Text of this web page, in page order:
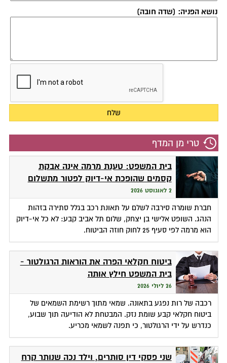
נושא הפניה: (שדה חובה)
טרי מן המדף
בית המשפט: טענת מרמה אינה אבקת
קסמים שהופכת אי-דיוק לפטור מתשלום
2 לאוגוסט 2026
חברת שומרה סירבה לשלם על תאונת רכב בגלל סתירה בזהות
הנהג. השופט אלישי בן יצחק, שלום תל אביב קבע: לא כל אי-דיוק
הוא מרמה לפי סעיף 25 לחוק חוזה הביטוח.
ביטוח חקלאי הפרה את הוראות הרגולטור -
בית המשפט חילץ אותה
26 ליולי 2026
רכבה של רות נפגע בתאונה. שמאי מתוך רשימת השמאים של
ביטוח חקלאי קבע שומת נזק. המבטחת לא הודיעה תוך שבוע,
כנדרש על ידי הרגולטור, כי תפנה לשמאי מכריע.
שני פסקי דין סותרים, וילד נכה שנותר קרח